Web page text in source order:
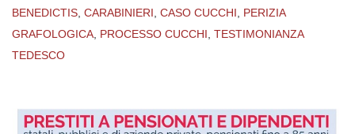
BENEDICTIS CARABINIERI CASO CUCCHI
PERIZIA
GRAFOLOGICA PROCESSO CUCCHI TESTIMONIANZA
TEDESCO